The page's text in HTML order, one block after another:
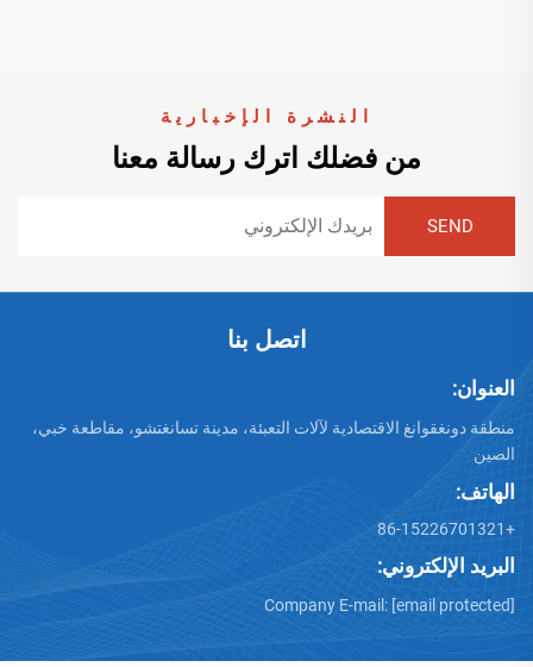
النشرة الإخبارية
من فضلك اترك رسالة معنا
اتصل بنا
العنوان:
منطقة دونغقوانغ الاقتصادية لآلات التعبئة، مدينة تسانغتشو، مقاطعة خبي،
الصين
الهاتف:
+86-15226701321
البريد الإلكتروني:
Company E-mail: [email protected]